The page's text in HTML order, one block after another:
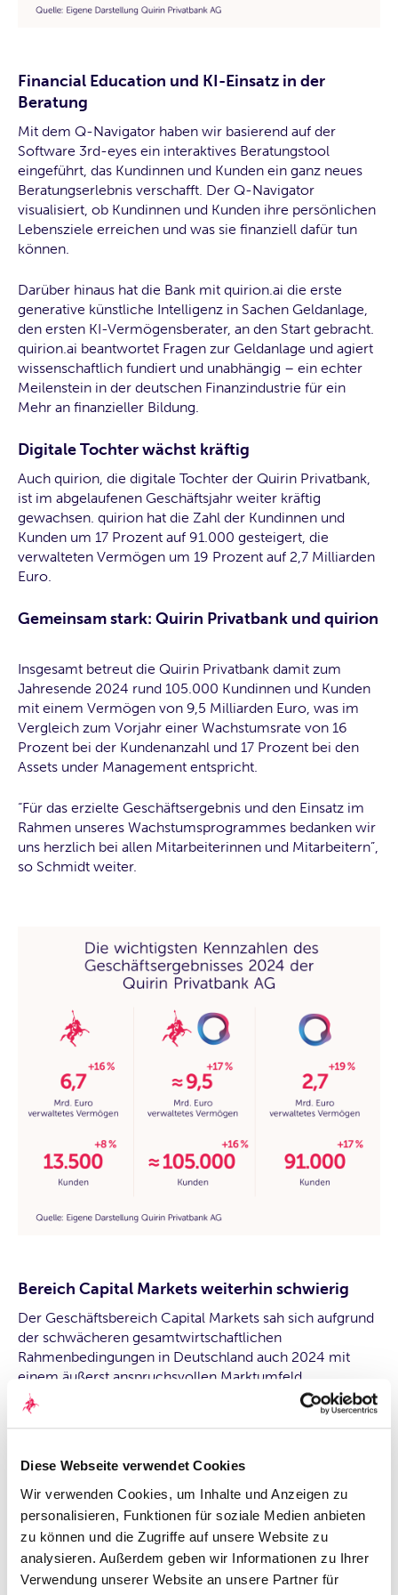
Diese Webseite verwendet Cookies
Wir verwenden Cookies, um Inhalte und Anzeigen zu
personalisieren, Funktionen für soziale Medien anbieten
zu können und die Zugriffe auf unsere Website zu
analysieren. Außerdem geben wir Informationen zu Ihrer
Verwendung unserer Website an unsere Partner für
Financial Education und KI-Einsatz in der
Beratung
Mit dem Q-Navigator haben wir basierend auf der
Software 3rd-eyes ein interaktives Beratungstool
eingeführt, das Kundinnen und Kunden ein ganz neues
Beratungserlebnis verschafft. Der Q-Navigator
visualisiert, ob Kundinnen und Kunden ihre persönlichen
Lebensziele erreichen und was sie finanziell dafür tun
können.
Darüber hinaus hat die Bank mit quirion.ai die erste
generative künstliche Intelligenz in Sachen Geldanlage,
den ersten KI-Vermögensberater, an den Start gebracht.
quirion.ai beantwortet Fragen zur Geldanlage und agiert
wissenschaftlich fundiert und unabhängig – ein echter
Meilenstein in der deutschen Finanzindustrie für ein
Mehr an finanzieller Bildung.
Digitale Tochter wächst kräftig
Auch quirion, die digitale Tochter der Quirin Privatbank,
ist im abgelaufenen Geschäftsjahr weiter kräftig
gewachsen. quirion hat die Zahl der Kundinnen und
Kunden um 17 Prozent auf 91.000 gesteigert, die
verwalteten Vermögen um 19 Prozent auf 2,7 Milliarden
Euro.
Gemeinsam stark: Quirin Privatbank und quirion
Insgesamt betreut die Quirin Privatbank damit zum
Jahresende 2024 rund 105.000 Kundinnen und Kunden
mit einem Vermögen von 9,5 Milliarden Euro, was im
Vergleich zum Vorjahr einer Wachstumsrate von 16
Prozent bei der Kundenanzahl und 17 Prozent bei den
Assets under Management entspricht.
“Für das erzielte Geschäftsergebnis und den Einsatz im
Rahmen unseres Wachstumsprogrammes bedanken wir
uns herzlich bei allen Mitarbeiterinnen und Mitarbeitern”,
so Schmidt weiter.
Bereich Capital Markets weiterhin schwierig
Der Geschäftsbereich Capital Markets sah sich aufgrund
der schwächeren gesamtwirtschaftlichen
Rahmenbedingungen in Deutschland auch 2024 mit
einem äußerst anspruchsvollen Marktumfeld
konfrontiert.
großen Unsicherheiten in Europa geprägt. Das hat
Kapitalmarkttransaktionen insbesondere für unsere
Kunden im Small- und Mid-Cap-Bereich auch 2024
deutlich erschwert und teilweise unmöglich gemacht“,
erklärt Johannes Eismann, CFO und Vorstand Capital
Markets der Quirin Privatbank. „Ich setze nun auf erste